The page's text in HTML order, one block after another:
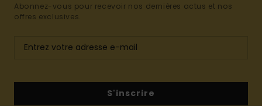
Abonnez-vous pour recevoir nos dernières actus et nos
offres exclusives.
S'inscrire